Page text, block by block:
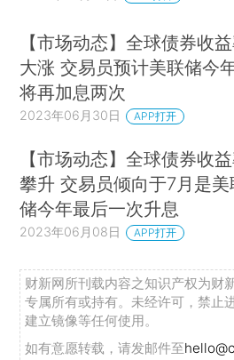
【市场动态】全球债券收
大涨 交易员预计美联储今
将再加息两次
2023年06月30日 APP打开
【市场动态】全球债券收
攀升 交易员倾向于7月是美
储今年最后一次升息
2023年06月08日 APP打开
财新网所刊载内容之知识产权为财
专属所有或持有。未经许可，禁止
建立镜像等任何使用。
如有意愿转载，请发邮件至